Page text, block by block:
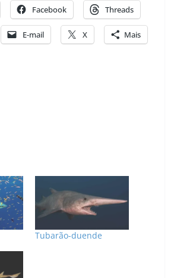
Facebook Threads
E-mail X Mais
Tubarão-duende